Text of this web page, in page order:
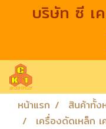
บริษัท ซี เ
หน้าแรก
สินค้าทั้ง
เครื่องดัดเหล็ก